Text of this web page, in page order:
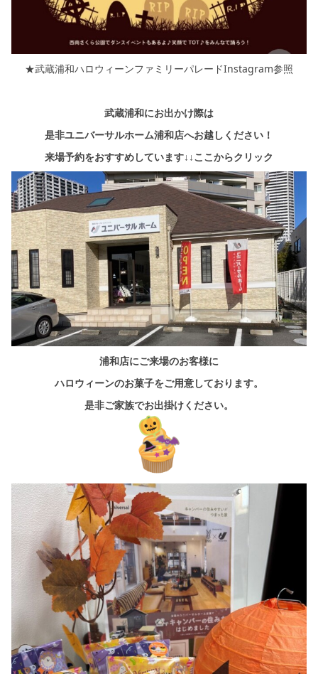
★武蔵浦和ハロウィーンファミリーパレードInstagram参照
武蔵浦和にお出かけ際は
是非ユニバーサルホーム浦和店へお越しください！
来場予約をおすすめしています↓↓ここからクリック
浦和店にご来場のお客様に
ハロウィーンのお菓子をご用意しております。
是非ご家族でお出掛けください。